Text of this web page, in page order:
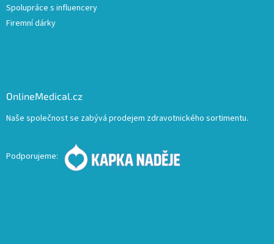
Spolupráce s influencery
Firemní dárky
OnlineMedical.cz
Naše společnost se zabývá prodejem zdravotnického sortimentu.
Podporujeme: